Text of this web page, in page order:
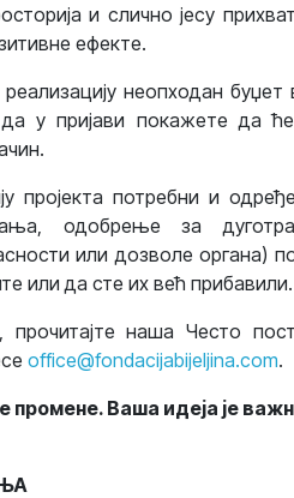
и слично јесу
ефекте.
неопходан
у пријави покажете да
пројекта потребни и
одобрење за
или дозволе органа)
или да сте их већ прибавили.
прочитајте наша Често
office@fondacijabijeljina.com.
промене. Ваша идеја је